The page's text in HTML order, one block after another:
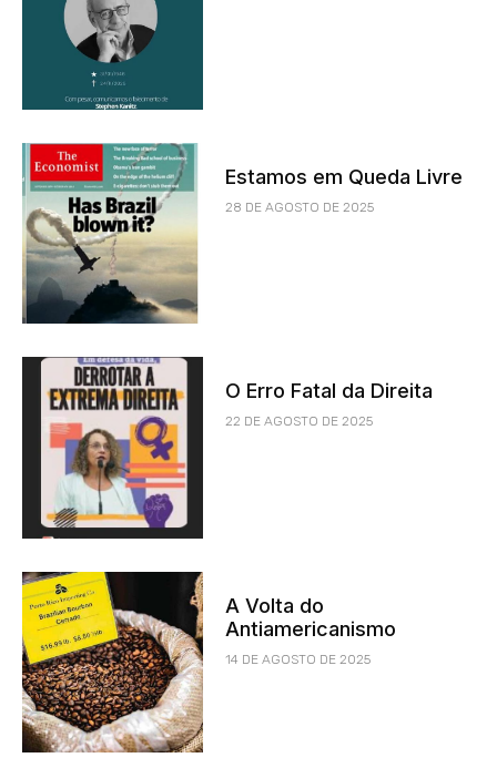
Estamos em Queda Livre
28 DE AGOSTO DE 2025
O Erro Fatal da Direita
22 DE AGOSTO DE 2025
A Volta do
Antiamericanismo
14 DE AGOSTO DE 2025